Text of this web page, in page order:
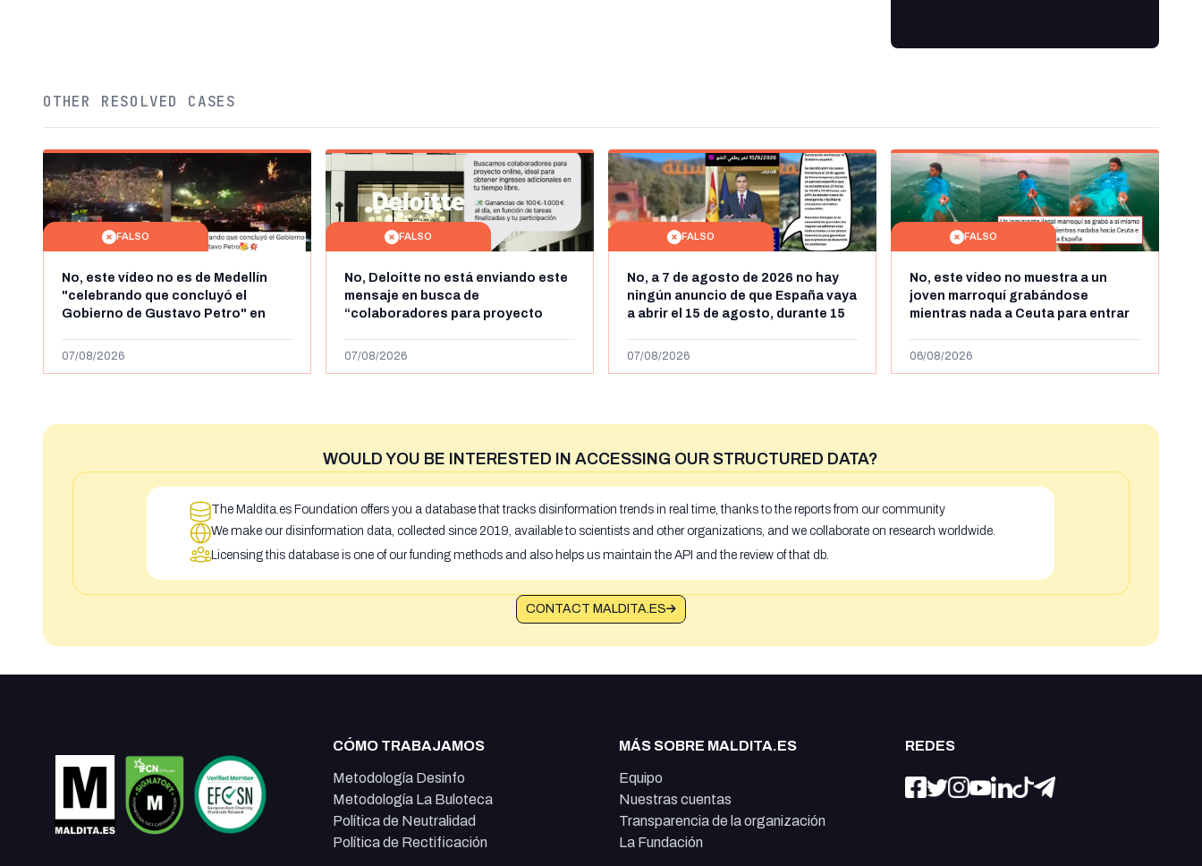
OTHER RESOLVED CASES
FALSO
No, este vídeo no es de Medellín
"celebrando que concluyó el
Gobierno de Gustavo Petro" en
de 2024
07/08/2026
FALSO
No, Deloitte no está enviando este
mensaje en busca de
“colaboradores para proyecto
1.000 euros al día: es un timo
07/08/2026
FALSO
No, a 7 de agosto de 2026 no hay
ningún anuncio de que España vaya
a abrir el 15 de agosto, durante 15
y Ceuta
07/08/2026
FALSO
No, este vídeo no muestra a un
joven marroquí grabándose
mientras nada a Ceuta para entrar
más de 450km de Ceuta y el autor lo
06/08/2026
WOULD YOU BE INTERESTED IN ACCESSING OUR STRUCTURED DATA?
The Maldita.es Foundation offers you a database that tracks disinformation trends in real time, thanks to the reports from our community
We make our disinformation data, collected since 2019, available to scientists and other organizations, and we collaborate on research worldwide.
Licensing this database is one of our funding methods and also helps us maintain the API and the review of that db.
CONTACT MALDITA.ES
CÓMO TRABAJAMOS
Metodología Desinfo
Metodología La Buloteca
Política de Neutralidad
Política de Rectificación
MÁS SOBRE MALDITA.ES
Equipo
Nuestras cuentas
Transparencia de la organización
La Fundación
REDES